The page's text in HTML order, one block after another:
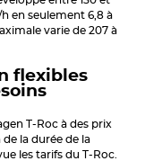
en seulement 6,8 à
varie de 207 à
flexibles
T-Roc à des prix
la durée de la
les tarifs du T-Roc.